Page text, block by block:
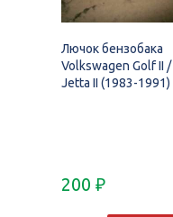
Лючок бензобака
Volkswagen Golf II /
Jetta II (1983-1991)
200₽